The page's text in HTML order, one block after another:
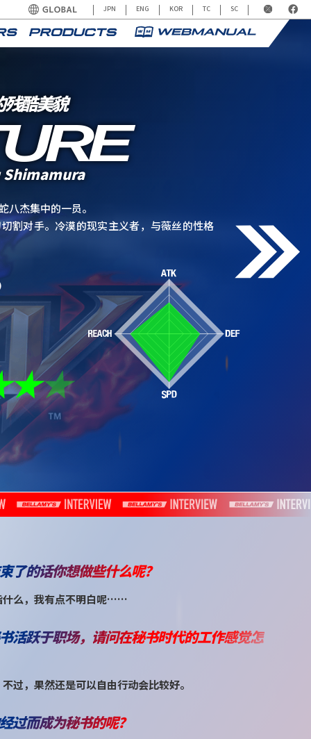
JPN ENG KOR TC SC
酷美貌
杰集中的一员。
割对手。冷漠的现实主义者，与薇丝的性格
了的话你想做些什么呢？
什么，我有点不明白呢……
活跃于职场，请问在秘书时代的工作感觉怎
过，果然还是可以自由行动会比较好。
过而成为秘书的呢？